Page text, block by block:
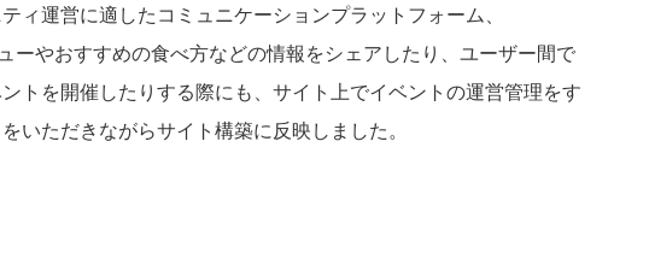
ィ運営に適したコミュニケーションプラットフォーム、
やおすすめの食べ方などの情報をシェアしたり、ユーザー間で
トを開催したりする際にも、サイト上でイベントの運営管理をす
いただきながらサイト構築に反映しました。